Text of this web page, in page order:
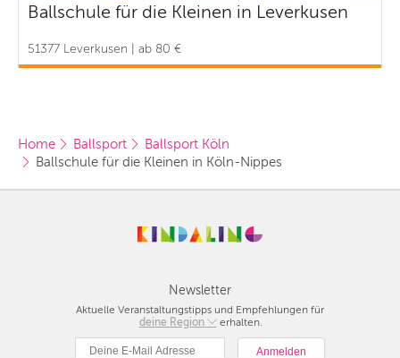
Ballschule für die Kleinen in Leverkusen
51377 Leverkusen | ab 80 €
Home Ballsport
Ballsport Köln
Ballschule für die Kleinen in Köln-Nippes
Newsletter
Aktuelle Veranstaltungstipps und Empfehlungen für
deine Region
Berlin
München
erhalten.